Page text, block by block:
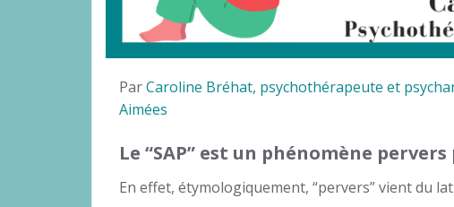
ParCaroline Bréhat, psychothérapeute et
Aimées
Le “SAP” est un phénomène
En effet, étymologiquement, “pervers” vient du